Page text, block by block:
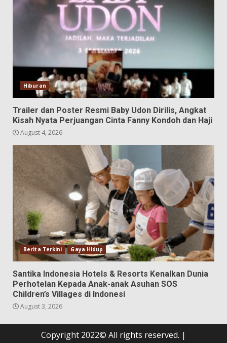
Hiburan
Trailer dan Poster Resmi Baby Udon Dirilis, Angkat
Kisah Nyata Perjuangan Cinta Fanny Kondoh dan Haji
August 4, 2026
Berita Terkini Gaya Hidup
Santika Indonesia Hotels & Resorts Kenalkan Dunia
Perhotelan Kepada Anak-anak Asuhan SOS
Children’s Villages di Indonesi
August 3, 2026
Copyright 2022© All rights reserved. |